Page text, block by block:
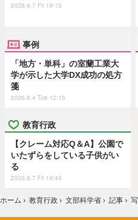
2026.8.7 Fri 19:15
事例
「地方・単科」の室蘭工業大
学が示した大学DX成功の処方
箋
2026.8.4 Tue 12:15
教育行政
【クレーム対応Q＆A】公園で
いたずらをしている子供がい
る
2026.8.7 Fri 19:45
ホーム › 教育行政 › 文部科学省 › 記事 ›